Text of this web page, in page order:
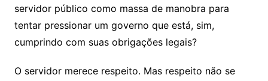
servidor público como massa de manobra para
tentar pressionar um governo que está, sim,
cumprindo com suas obrigações legais?
O servidor merece respeito. Mas respeito não se